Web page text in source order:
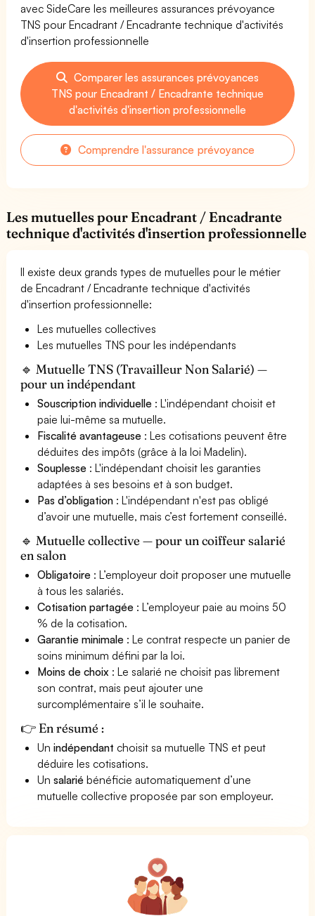
avec SideCare les meilleures assurances prévoyance
TNS pour Encadrant / Encadrante technique d'activités
d'insertion professionnelle
Comparer les assurances prévoyances
TNS pour Encadrant / Encadrante technique
d'activités d'insertion professionnelle
Comprendre l'assurance prévoyance
Les mutuelles pour Encadrant / Encadrante
technique d'activités d'insertion professionnelle
Il existe deux grands types de mutuelles pour le métier
de Encadrant / Encadrante technique d'activités
d'insertion professionnelle:
Les mutuelles collectives
Les mutuelles TNS pour les indépendants
🔹 Mutuelle TNS (Travailleur Non Salarié) —
pour un indépendant
Souscription individuelle : L'indépendant choisit et
paie lui-même sa mutuelle.
Fiscalité avantageuse : Les cotisations peuvent être
déduites des impôts (grâce à la loi Madelin).
Souplesse : L'indépendant choisit les garanties
adaptées à ses besoins et à son budget.
Pas d’obligation : L'indépendant n'est pas obligé
d’avoir une mutuelle, mais c’est fortement conseillé.
🔹 Mutuelle collective — pour un coiffeur salarié
en salon
Obligatoire : L’employeur doit proposer une mutuelle
à tous les salariés.
Cotisation partagée : L’employeur paie au moins 50
% de la cotisation.
Garantie minimale : Le contrat respecte un panier de
soins minimum défini par la loi.
Moins de choix : Le salarié ne choisit pas librement
son contrat, mais peut ajouter une
surcomplémentaire s’il le souhaite.
👉 En résumé :
Unindépendant choisit sa mutuelle TNS et peut
déduire les cotisations.
Unsalarié bénéficie automatiquement d’une
mutuelle collective proposée par son employeur.